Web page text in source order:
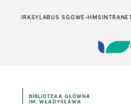
IRKSYLABUS SGGWE-HMS
BIBLIOTEKA GŁÓWNA
IM. WŁADYSŁAWA